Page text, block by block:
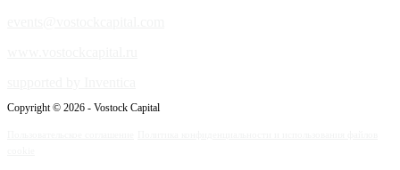
Copyright © 2026 - Vostock Capital